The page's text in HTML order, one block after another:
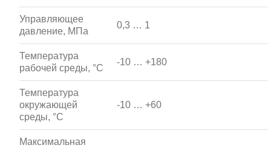
Управляющее
давление, МПа
0,3 … 1
Температура
рабочей среды, °С
-10 … +180
Температура
окружающей
среды, °С
-10 … +60
Максимальная